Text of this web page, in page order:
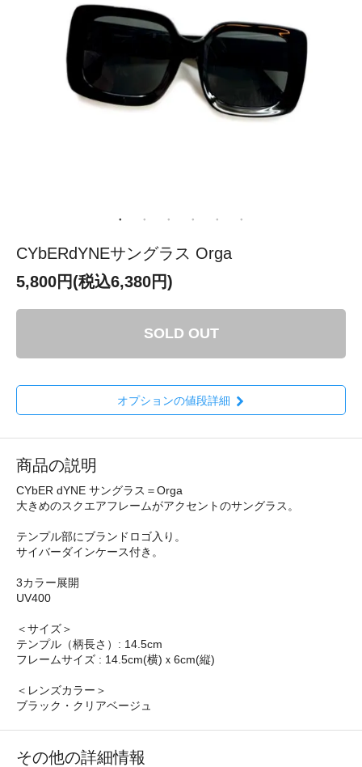
CYbERdYNEサングラス Orga
5,800円(税込6,380円)
SOLD OUT
オプションの値段詳細
商品の説明
CYbER dYNE サングラス＝Orga
大きめのスクエアフレームがアクセントのサングラス。
テンプル部にブランドロゴ入り。
サイバーダインケース付き。
3カラー展開
UV400
＜サイズ＞
テンプル（柄長さ）: 14.5cm
フレームサイズ : 14.5cm(横)ｘ6cm(縦)
＜レンズカラー＞
ブラック・クリアベージュ
その他の詳細情報